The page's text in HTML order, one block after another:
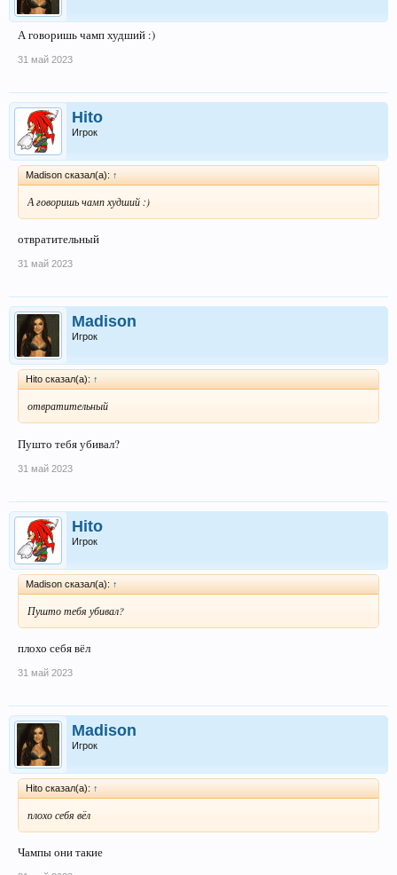
А говоришь чамп худший :)
31 май 2023
Hito
Игрок
Madison сказал(а): ↑
А говоришь чамп худший :)
отвратительный
31 май 2023
Madison
Игрок
Hito сказал(а): ↑
отвратительный
Пушто тебя убивал?
31 май 2023
Hito
Игрок
Madison сказал(а): ↑
Пушто тебя убивал?
плохо себя вёл
31 май 2023
Madison
Игрок
Hito сказал(а): ↑
плохо себя вёл
Чампы они такие